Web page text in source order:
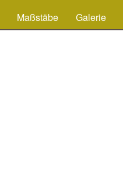
Maßstäbe Galerie